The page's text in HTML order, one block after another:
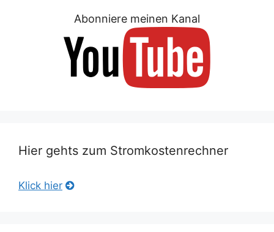
Abonniere meinen Kanal
Hier gehts zum Stromkostenrechner
Klick hier